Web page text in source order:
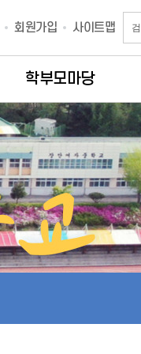
회원가입 사이트맵
학부모마당